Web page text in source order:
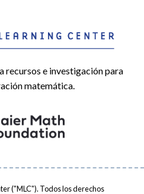
recursos e investigación para
matemática.
("MLC"). Todos los derechos